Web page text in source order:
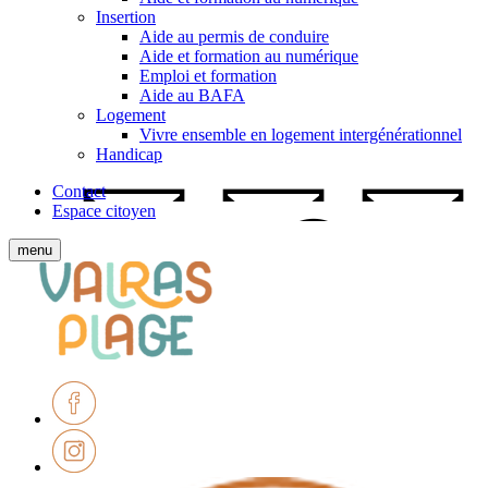
Insertion
Aide au permis de conduire
Aide et formation au numérique
Emploi et formation
Aide au BAFA
Logement
Vivre ensemble en logement intergénérationnel
Handicap
Contact
Espace citoyen
Afficher
le
menu
mobile
menu